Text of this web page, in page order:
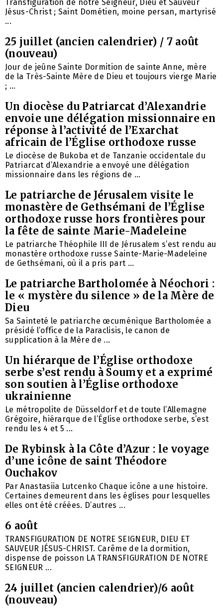
Transfiguration de notre Seigneur, Dieu et Sauveur
Jésus-Christ ; Saint Dométien, moine persan, martyrisé
...
25 juillet (ancien calendrier) / 7 août
(nouveau)
Jour de jeûne Sainte Dormition de sainte Anne, mère
de la Très-Sainte Mère de Dieu et toujours vierge Marie
; ...
Un diocèse du Patriarcat d’Alexandrie
envoie une délégation missionnaire en
réponse à l’activité de l’Exarchat
africain de l’Église orthodoxe russe
Le diocèse de Bukoba et de Tanzanie occidentale du
Patriarcat d’Alexandrie a envoyé une délégation
missionnaire dans les régions de ...
Le patriarche de Jérusalem visite le
monastère de Gethsémani de l’Église
orthodoxe russe hors frontières pour
la fête de sainte Marie-Madeleine
Le patriarche Théophile III de Jérusalem s’est rendu au
monastère orthodoxe russe Sainte-Marie-Madeleine
de Gethsémani, où il a pris part ...
Le patriarche Bartholomée à Néochori :
le « mystère du silence » de la Mère de
Dieu
Sa Sainteté le patriarche œcuménique Bartholomée a
présidé l’office de la Paraclisis, le canon de
supplication à la Mère de ...
Un hiérarque de l’Église orthodoxe
serbe s’est rendu à Soumy et a exprimé
son soutien à l’Église orthodoxe
ukrainienne
Le métropolite de Düsseldorf et de toute l’Allemagne
Grégoire, hiérarque de l’Église orthodoxe serbe, s’est
rendu les 4 et 5 ...
De Rybinsk à la Côte d’Azur : le voyage
d’une icône de saint Théodore
Ouchakov
Par Anastasiia Lutcenko Chaque icône a une histoire.
Certaines demeurent dans les églises pour lesquelles
elles ont été créées. D’autres ...
6 août
TRANSFIGURATION DE NOTRE SEIGNEUR, DIEU ET
SAUVEUR JÉSUS-CHRIST. Carême de la dormition,
dispense de poisson LA TRANSFIGURATION DE NOTRE
SEIGNEUR ...
24 juillet (ancien calendrier)/6 août
(nouveau)